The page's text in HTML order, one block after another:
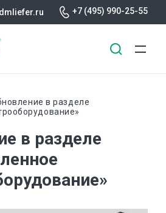
+7 (495) 990-25-55
в разделе
в разделе